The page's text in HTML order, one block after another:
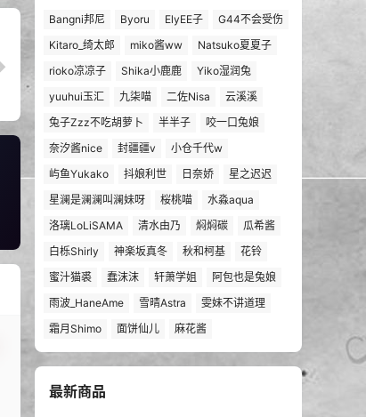
Bangni邦尼 Byoru ElyEE子
G44不会受伤
Kitaro_绮太郎
miko酱ww
Natsuko夏夏子
rioko凉凉子
Shika小鹿鹿
Yiko湿润兔
yuuhui玉汇
九柒喵 二佐Nisa
云溪溪
兔子Zzz不吃胡萝卜
半半子
咬一口兔娘
奈汐酱nice
封疆疆v
小仓千代w
屿鱼Yukako
抖娘利世 日奈娇
星之迟迟
星澜是澜澜叫澜妹呀
桜桃喵
水淼aqua
洛璃LoLiSAMA
清水由乃 焖焖碳
瓜希酱
白栎Shirly
神楽坂真冬 秋和柯基
花铃
蜜汁猫裘
蠢沫沫 轩萧学姐
阿包也是兔娘
雨波_HaneAme
雪晴Astra
雯妹不讲道理
霜月Shimo
面饼仙儿 麻花酱
最新商品